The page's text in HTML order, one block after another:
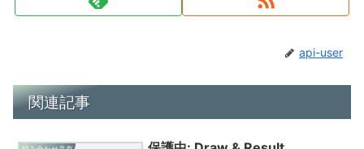
api-user
関連記事